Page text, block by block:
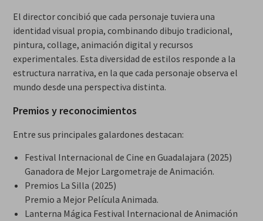
El director concibió que cada personaje tuviera una
identidad visual propia, combinando dibujo tradicional,
pintura, collage, animación digital y recursos
experimentales. Esta diversidad de estilos responde a la
estructura narrativa, en la que cada personaje observa el
mundo desde una perspectiva distinta.
Premios y reconocimientos
Entre sus principales galardones destacan:
Festival Internacional de Cine en Guadalajara (2025)
Ganadora de Mejor Largometraje de Animación.
Premios La Silla (2025)
Premio a Mejor Película Animada.
Lanterna Mágica Festival Internacional de Animación